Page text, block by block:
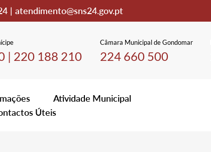
| atendimento@sns24.gov.pt
| 220 188 210
Câmara Municipal de Gondomar
224 660 500
Atividade Municipal
Úteis